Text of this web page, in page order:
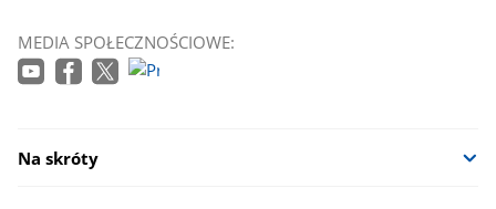
się
w
MEDIA SPOŁECZNOŚCIOWE:
Na skróty